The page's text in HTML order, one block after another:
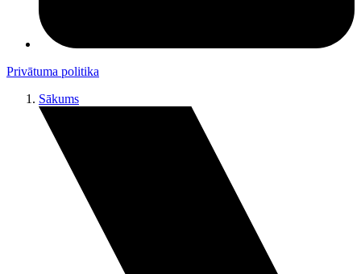
Privātuma politika
Sākums